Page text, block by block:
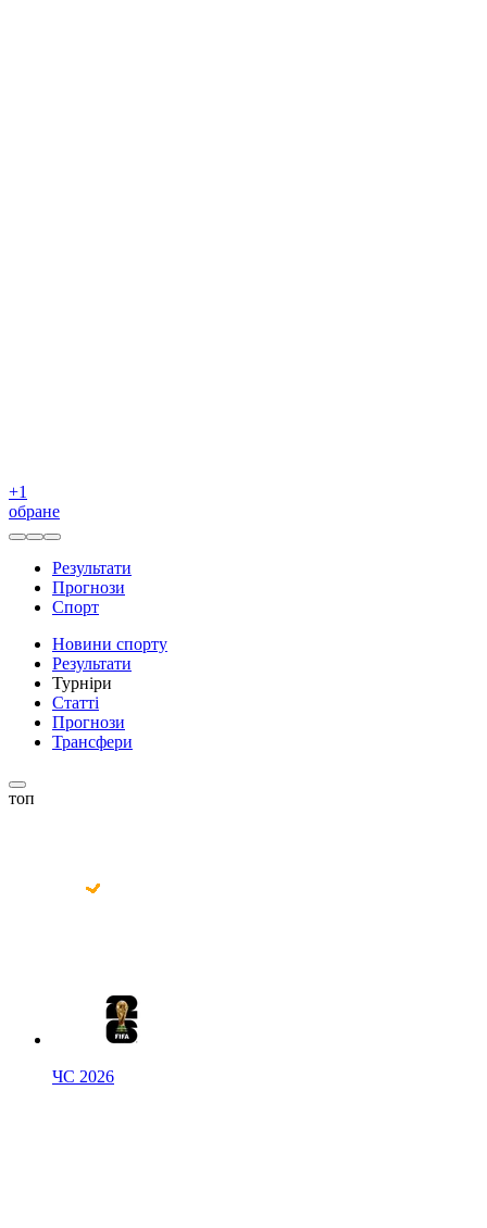
+1
обране
Результати
Прогнози
Спорт
Новини спорту
Результати
Турніри
Статті
Прогнози
Трансфери
топ
ЧС 2026